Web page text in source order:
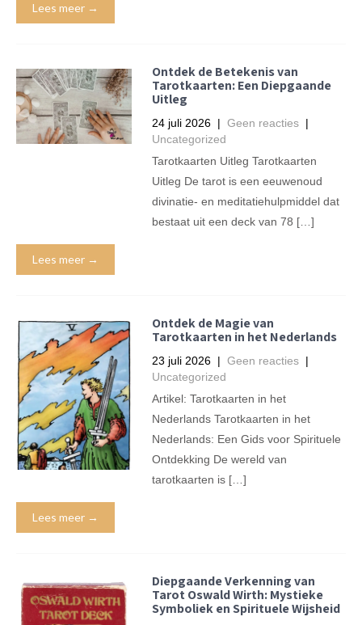
Lees meer →
Ontdek de Betekenis van
Tarotkaarten: Een Diepgaande
Uitleg
24 juli 2026 | Geen reacties |
Uncategorized
Tarotkaarten Uitleg Tarotkaarten
Uitleg De tarot is een eeuwenoud
divinatie- en meditatiehulpmiddel dat
bestaat uit een deck van 78 […]
Lees meer →
Ontdek de Magie van
Tarotkaarten in het Nederlands
23 juli 2026 | Geen reacties |
Uncategorized
Artikel: Tarotkaarten in het
Nederlands Tarotkaarten in het
Nederlands: Een Gids voor Spirituele
Ontdekking De wereld van
tarotkaarten is […]
Lees meer →
Diepgaande Verkenning van
Tarot Oswald Wirth: Mystieke
Symboliek en Spirituele Wijsheid